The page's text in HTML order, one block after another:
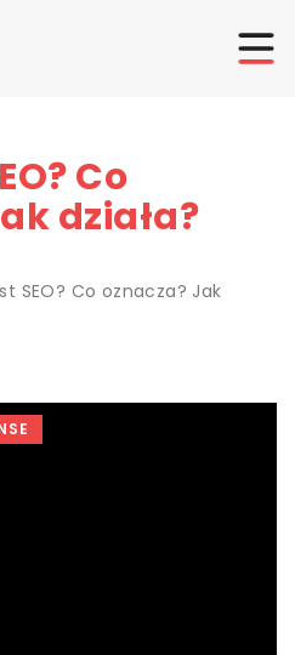
Co
działa?
SEO? Co oznacza? Jak